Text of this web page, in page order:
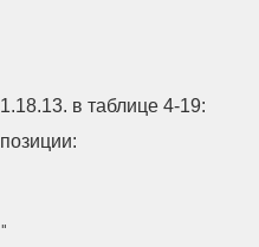
1.18.13. в таблице 4-19:
позиции:
"